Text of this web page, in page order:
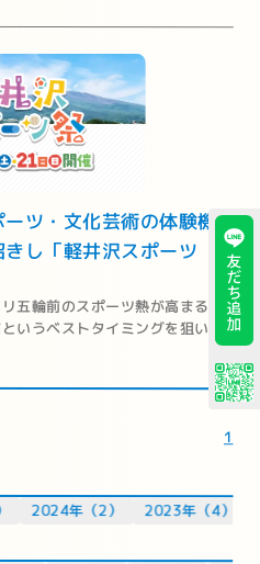
ツ・文化芸術の体験機
し「軽井沢スポーツ
五輪前のスポーツ熱が高まる時
いうベストタイミングを狙い、
井沢にて開催いたします。
1
2024年（2） 2023年（4）